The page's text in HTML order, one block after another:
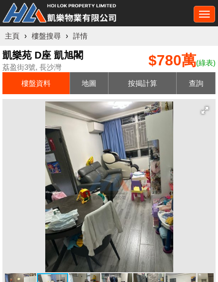
主頁 › 樓盤搜尋 › 詳情
凱樂苑 D座 凱旭閣
荔盈街3號, 長沙灣 $780萬(綠表)
樓盤資料 地圖 按揭計算 查詢